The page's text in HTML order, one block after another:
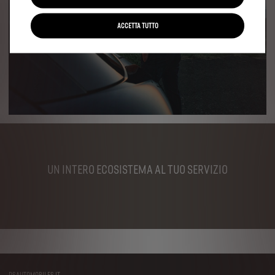
UN INTERO ECOSISTEMA AL TUO SERVIZIO
ACCETTA TUTTO